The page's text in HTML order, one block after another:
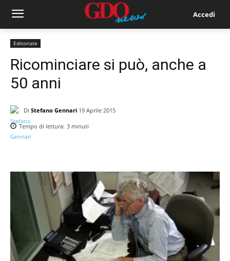
Accedi
Editoriale
Ricominciare si può, anche a
50 anni
Di Stefano Gennari 19 Aprile 2015
Tempo di lettura: 3 minuti